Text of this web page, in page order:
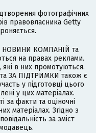
фотографічних
правовласника Getty
НОВИНИ КОМПАНІЙ та
на правах реклами.
в них промотуються.
ЗА ПІДТРИМКИ також є
у підготовці цього
у цих матеріалах.
за факти та оціночні
матеріалах. Згідно з
за зміст